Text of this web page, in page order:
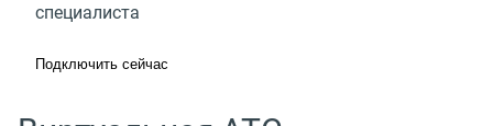
специалиста
Подключить сейчас